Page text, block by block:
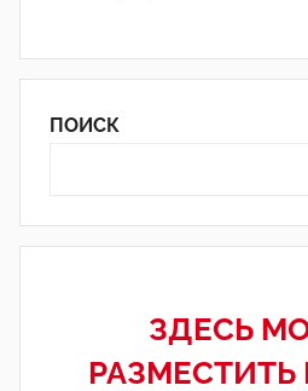
ПОИСК
ЗДЕСЬ
РАЗМЕСТИТЬ